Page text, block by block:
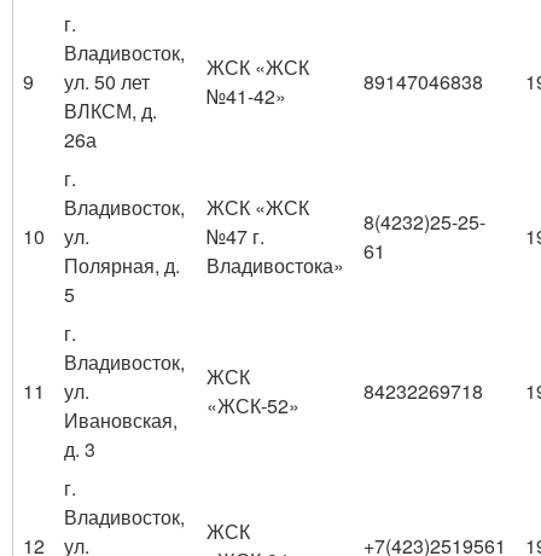
9
г.
Владивосток,
ул. 50 лет
ВЛКСМ, д.
26а
ЖСК «ЖСК
№41-42»
89147046838
10
г.
Владивосток,
ул.
Полярная, д.
5
ЖСК «ЖСК
№47 г.
Владивостока»
8(4232)25-25-
61
11
г.
Владивосток,
ул.
Ивановская,
д. 3
ЖСК
«ЖСК-52»
84232269718
12
г.
Владивосток,
ул.
ЖСК
+7(423)2519561